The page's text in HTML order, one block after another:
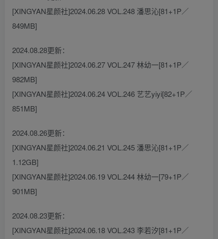
[XINGYAN星颜社]2024.06.28 VOL.248 潘思沁[81+1P／
849MB]
2024.08.28更新：
[XINGYAN星颜社]2024.06.27 VOL.247 林幼一[81+1P／
982MB]
[XINGYAN星颜社]2024.06.24 VOL.246 艺艺yiyi[82+1P／
851MB]
2024.08.26更新：
[XINGYAN星颜社]2024.06.21 VOL.245 潘思沁[81+1P／
1.12GB]
[XINGYAN星颜社]2024.06.19 VOL.244 林幼一[79+1P／
901MB]
2024.08.23更新：
[XINGYAN星颜社]2024.06.18 VOL.243 李若汐[81+1P／